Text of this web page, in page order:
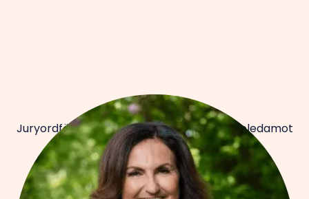
Gunilla Von Platen
Juryordförande och delägare och styrelseledamot
i Transcom